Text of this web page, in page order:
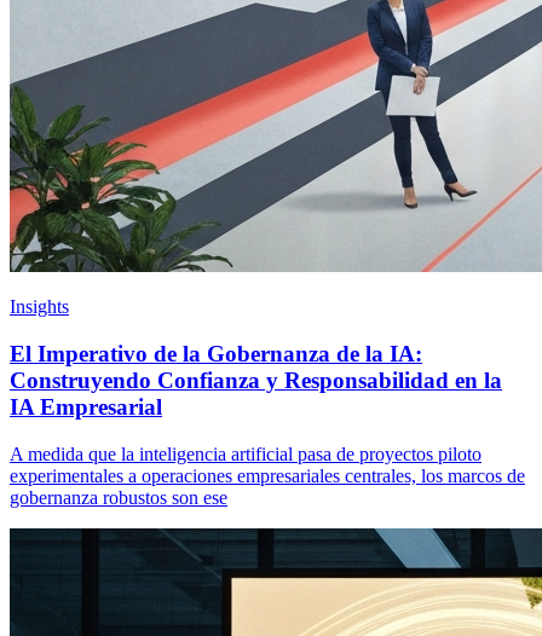
Insights
El Imperativo de la Gobernanza de la IA:
Construyendo Confianza y Responsabilidad en la
IA Empresarial
A medida que la inteligencia artificial pasa de proyectos piloto
experimentales a operaciones empresariales centrales, los marcos de
gobernanza robustos son ese